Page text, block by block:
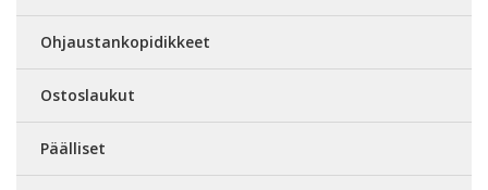
Ohjaustankopidikkeet
Ostoslaukut
Päälliset